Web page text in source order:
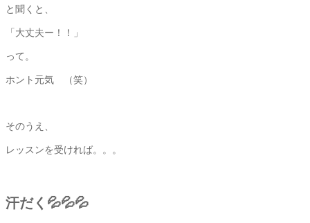
と聞くと、
「大丈夫ー！！」
って。
ホント元気 （笑）
そのうえ、
レッスンを受ければ。。。
汗だく💦💦💦